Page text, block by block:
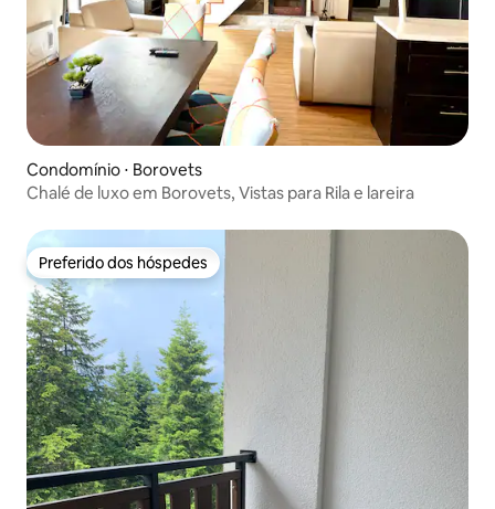
Condomínio ⋅ Borovets
Chalé de luxo em Borovets, Vistas para Rila e lareira
Preferido dos hóspedes
Preferido dos hóspedes